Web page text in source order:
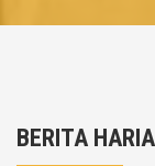
BERITA